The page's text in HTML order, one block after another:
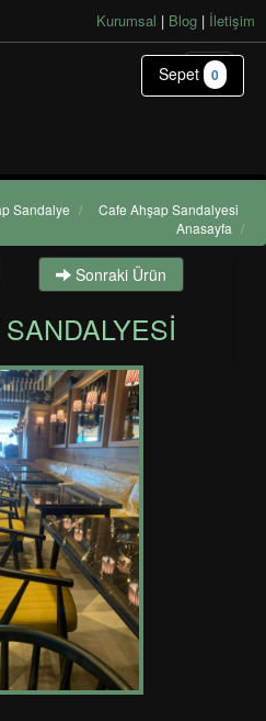
Kurumsal | Blog | İletişim
Cafe Ahşap Sandalyesi
Sandalye /
Anasayfa /
Sonraki Ürün
Sepet 0